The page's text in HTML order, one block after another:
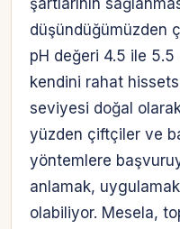
şartlarının
düşündüğümüzden
pH değeri 4.5 ile 5.5
kendini rahat
seviyesi doğal
yüzden çiftçiler ve
yöntemlere
anlamak, uygulamak
olabiliyor. Mesela,